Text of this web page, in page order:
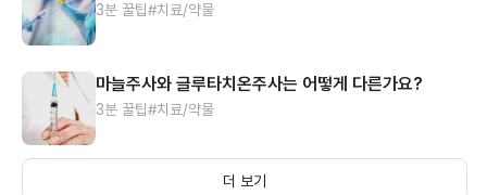
3분 꿀팁#치료/약물
마늘주사와 글루타치온주사는 어떻게 다른가요?
3분 꿀팁#치료/약물
더 보기